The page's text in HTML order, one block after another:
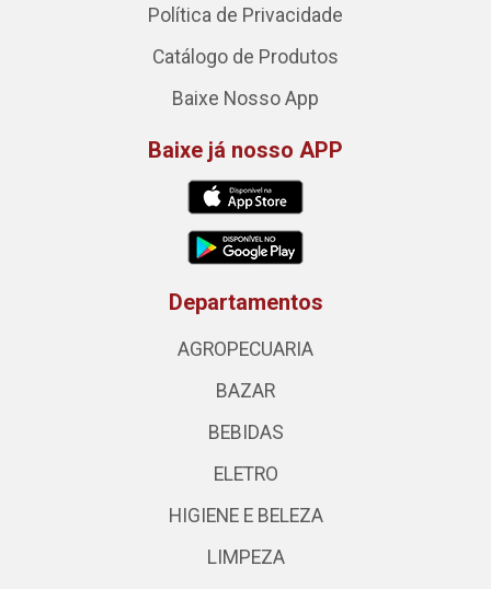
Política de Privacidade
Catálogo de Produtos
Baixe Nosso App
Baixe já nosso APP
Departamentos
AGROPECUARIA
BAZAR
BEBIDAS
ELETRO
HIGIENE E BELEZA
LIMPEZA